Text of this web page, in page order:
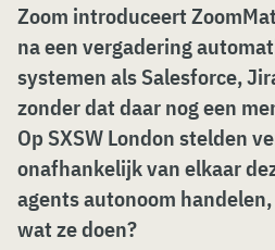
Zoom introduceert
na een vergadering
systemen als Salesforce,
zonder dat daar nog een
Op SXSW London stelden
onafhankelijk van elkaar
agents autonoom
wat ze doen?